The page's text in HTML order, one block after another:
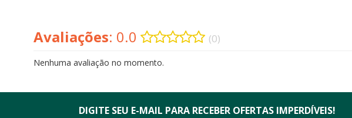
Avaliações: 0.0 (0)
Nenhuma avaliação no momento.
DIGITE SEU E-MAIL PARA RECEBER OFERTAS IMPERDÍVEIS!